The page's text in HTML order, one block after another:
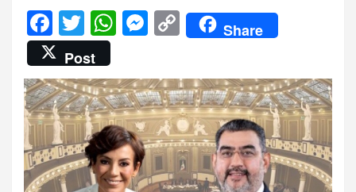
F
a
ce
b
o
o
k
T
wi
tt
er
W
at
s
A
p
p
M
se
n
g
er
C
o
py
Li
n
k
Share
Post